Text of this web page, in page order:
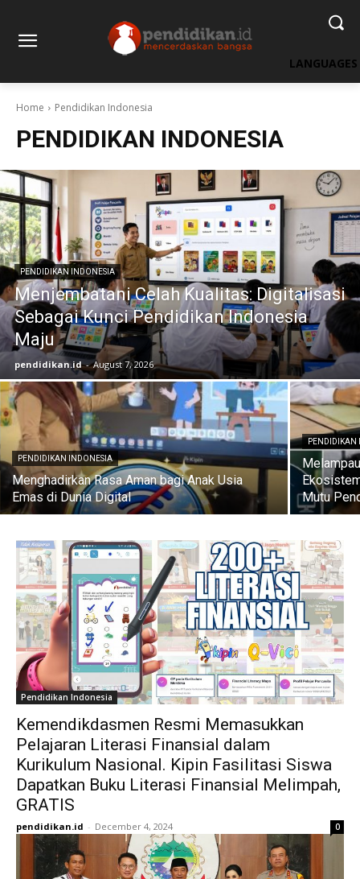
LANGUAGES
Home Pendidikan Indonesia
PENDIDIKAN INDONESIA
PENDIDIKAN INDONESIA
Menjembatani Celah Kualitas: Digitalisasi
Sebagai Kunci Pendidikan Indonesia
Maju
pendidikan.id - August 7, 2026
PENDIDIKAN INDONESIA
Menghadirkan Rasa Aman bagi Anak Usia
Emas di Dunia Digital
PENDIDIKAN
Mutu
Pendidikan Indonesia
Kemendikdasmen Resmi Memasukkan
Pelajaran Literasi Finansial dalam
Kurikulum Nasional. Kipin Fasilitasi Siswa
Dapatkan Buku Literasi Finansial Melimpah,
GRATIS
pendidikan.id - December 4, 2024 0